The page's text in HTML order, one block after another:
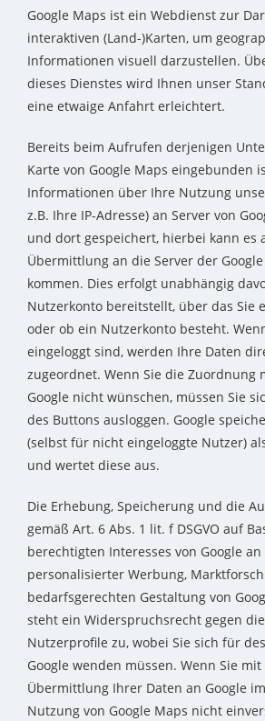
Google Maps ist ein Webdienst zur
interaktiven (Land-)Karten, um
Informationen visuell darzustellen.
dieses Dienstes wird Ihnen unser
eine etwaige Anfahrt erleichtert.
Bereits beim Aufrufen derjenigen
Karte von Google Maps eingebunden
Informationen über Ihre Nutzung
z.B. Ihre IP-Adresse) an Server von
und dort gespeichert, hierbei kann es
Übermittlung an die Server der Google
kommen. Dies erfolgt unabhängig
Nutzerkonto bereitstellt, über das Sie
oder ob ein Nutzerkonto besteht.
eingeloggt sind, werden Ihre Daten
zugeordnet. Wenn Sie die Zuordnung
Google nicht wünschen, müssen Sie
des Buttons ausloggen. Google
(selbst für nicht eingeloggte Nutzer)
und wertet diese aus.
Die Erhebung, Speicherung und die
gemäß Art. 6 Abs. 1 lit. f DSGVO auf
berechtigten Interesses von Google
personalisierter Werbung,
bedarfsgerechten Gestaltung von
steht ein Widerspruchsrecht gegen
Nutzerprofile zu, wobei Sie sich für
Google wenden müssen. Wenn Sie
Übermittlung Ihrer Daten an Google
Nutzung von Google Maps nicht